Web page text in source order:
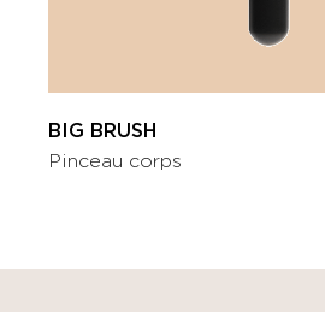
BIG BRUSH
Pinceau corps